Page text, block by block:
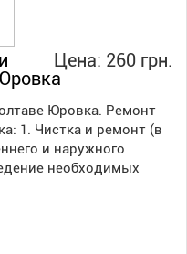
Цена: 260 грн.
Юровка. Ремонт
1. Чистка и ремонт (в
и наружного
необходимых